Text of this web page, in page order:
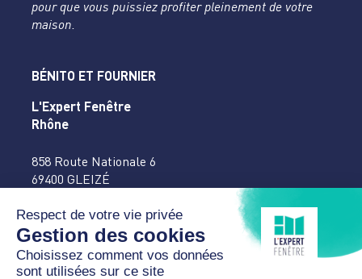
pour que vous puissiez profiter pleinement de votre
maison.
BÉNITO ET FOURNIER
L'Expert Fenêtre
Rhône
858 Route Nationale 6
69400 GLEIZÉ
accueil@benitofournier.fr